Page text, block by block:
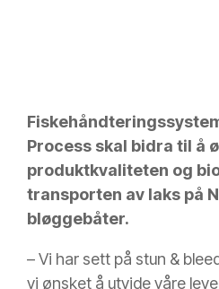
Process skal bidra til å
produktkvaliteten og
transporten av laks på
bløggebåter.
– Vi har sett på stun &
vi ønsket å utvide våre